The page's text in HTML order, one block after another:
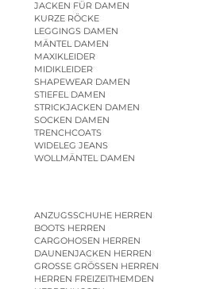
JACKEN FÜR DAMEN
KURZE RÖCKE
LEGGINGS DAMEN
MÄNTEL DAMEN
MAXIKLEIDER
MIDIKLEIDER
SHAPEWEAR DAMEN
STIEFEL DAMEN
STRICKJACKEN DAMEN
SOCKEN DAMEN
TRENCHCOATS
WIDELEG JEANS
WOLLMÄNTEL DAMEN
ANZUGSSCHUHE HERREN
BOOTS HERREN
CARGOHOSEN HERREN
DAUNENJACKEN HERREN
GROSSE GRÖSSEN HERREN
HERREN FREIZEITHEMDEN